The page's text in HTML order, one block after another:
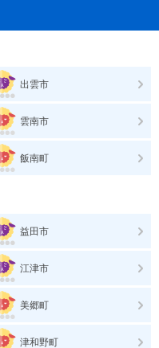
出雲市
雲南市
飯南町
益田市
江津市
美郷町
津和野町